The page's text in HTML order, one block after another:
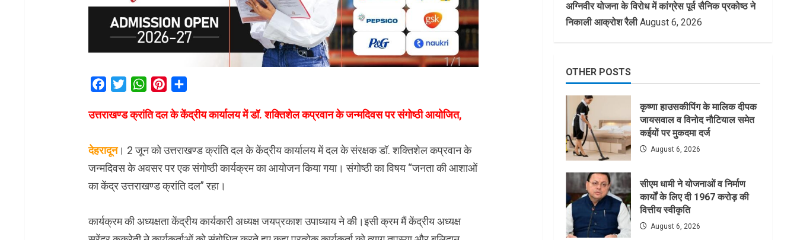
Facebook
TwitterWhatsAppPinterest
उत्तराखण्ड क्रांति दल के केंद्रीय कार्यालय में डॉ. शक्तिशेल कप्रवान के जन्मदिवस पर संगोष्ठी आयोजित,
देहरादून। 2 जून को उत्तराखण्ड क्रांति दल के केंद्रीय कार्यालय में दल के संरक्षक डॉ. शक्तिशेल कप्रवान के
जन्मदिवस के अवसर पर एक संगोष्ठी कार्यक्रम का आयोजन किया गया। संगोष्ठी का विषय “जनता की आशाओं
का केंद्र उत्तराखण्ड क्रांति दल” रहा।
कार्यक्रम की अध्यक्षता केंद्रीय कार्यकारी अध्यक्ष जयप्रकाश उपाध्याय ने की।इसी क्रम मैं केंद्रीय अध्यक्ष
अग्निवीर योजना के विरोध में कांग्रेस पूर्व सैनिक प्रकोष्ठ ने
निकाली आक्रोश रैली August 6, 2026
OTHER POSTS
कृष्णा हाउसकीपिंग के मालिक दीपक
जायसवाल व विनोद नौटियाल समेत
कईयों पर मुकदमा दर्ज
August 6, 2026
सीएम धामी ने योजनाओं व निर्माण
कार्यों के लिए दी 1967 करोड़ की
वित्तीय स्वीकृति
August 6, 2026